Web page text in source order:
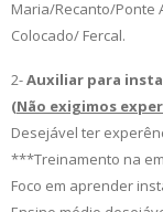
Maria/Recanto/Ponte
Colocado/ Fercal.
2-Auxiliar para
(Não exigimos
Desejável ter
***Treinamento na
Foco em aprender